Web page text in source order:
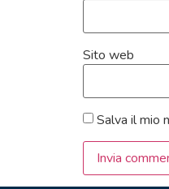
Sito web
Salva il mio